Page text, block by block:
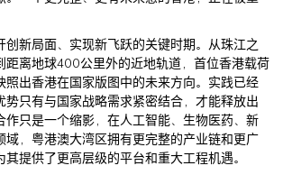
创新局面、实现新飞跃的关键时期。从珠江之
距离地球400公里外的近地轨道，首位香港载荷
照出香港在国家版图中的未来方向。实践已经
势只有与国家战略需求紧密结合，才能释放出
作只是一个缩影，在人工智能、生物医药、新
域，粤港澳大湾区拥有更完整的产业链和更广
提供了更高层级的平台和重大工程机遇。